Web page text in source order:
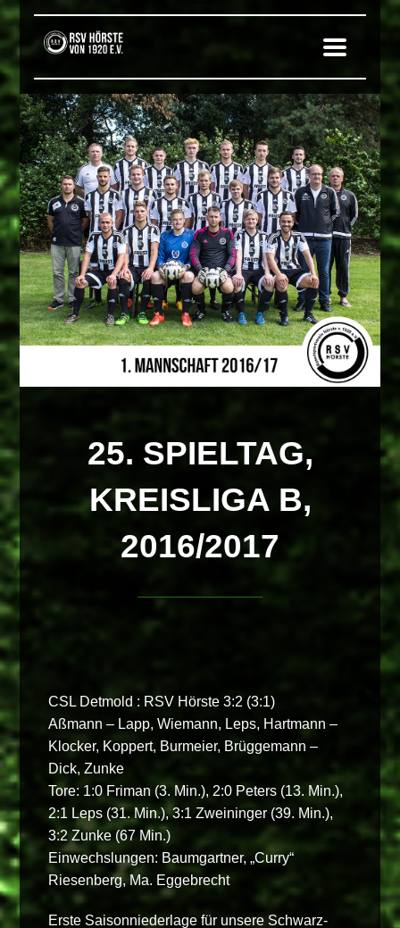
25. SPIELTAG,
KREISLIGA B,
2016/2017
CSL Detmold : RSV Hörste 3:2 (3:1)
Aßmann – Lapp, Wiemann, Leps, Hartmann –
Klocker, Koppert, Burmeier, Brüggemann –
Dick, Zunke
Tore: 1:0 Friman (3. Min.), 2:0 Peters (13. Min.),
2:1 Leps (31. Min.), 3:1 Zweininger (39. Min.),
3:2 Zunke (67 Min.)
Einwechslungen: Baumgartner, „Curry“
Riesenberg, Ma. Eggebrecht
Erste Saisonniederlage für unsere Schwarz-